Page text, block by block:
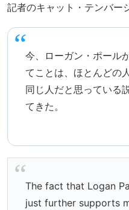
記者のキャット・テンバー
今、ローガン・ポール
てことは、ほとんどの
同じ人だと思っている
てきた。
The fact that Logan
just further supports